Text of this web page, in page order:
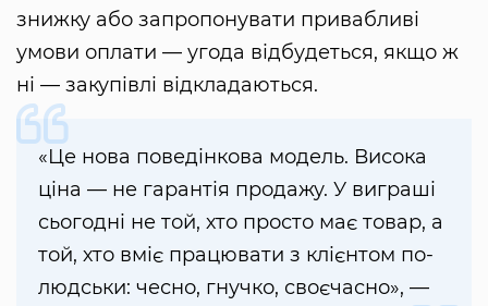
знижку або запропонувати привабливі
умови оплати — угода відбудеться, якщо ж
ні — закупівлі відкладаються.
«Це нова поведінкова модель. Висока
ціна — не гарантія продажу. У виграші
сьогодні не той, хто просто має товар, а
той, хто вміє працювати з клієнтом по-
людськи: чесно, гнучко, своєчасно», —